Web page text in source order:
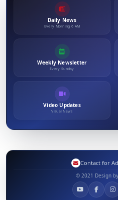
Daily News
Every Morning 6 AM
Weekly Newsletter
Every Sunday
Video Updates
Visual News
Contact for
© 2021 Design by